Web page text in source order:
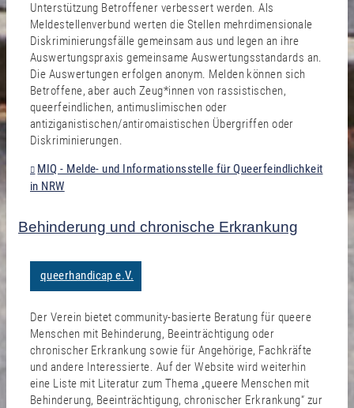
Unterstützung Betroffener verbessert werden. Als
Meldestellenverbund werten die Stellen mehrdimensionale
Diskriminierungsfälle gemeinsam aus und legen an ihre
Auswertungspraxis gemeinsame Auswertungsstandards an.
Die Auswertungen erfolgen anonym. Melden können sich
Betroffene, aber auch Zeug*innen von rassistischen,
queerfeindlichen, antimuslimischen oder
antiziganistischen/antiromaistischen Übergriffen oder
Diskriminierungen.
MIQ - Melde- und Informationsstelle für Queerfeindlichkeit
in NRW
Behinderung und chronische Erkrankung
queerhandicap e.V.
Der Verein bietet community-basierte Beratung für queere
Menschen mit Behinderung, Beeinträchtigung oder
chronischer Erkrankung sowie für Angehörige, Fachkräfte
und andere Interessierte. Auf der Website wird weiterhin
eine Liste mit Literatur zum Thema „queere Menschen mit
Behinderung, Beeinträchtigung, chronischer Erkrankung“ zur